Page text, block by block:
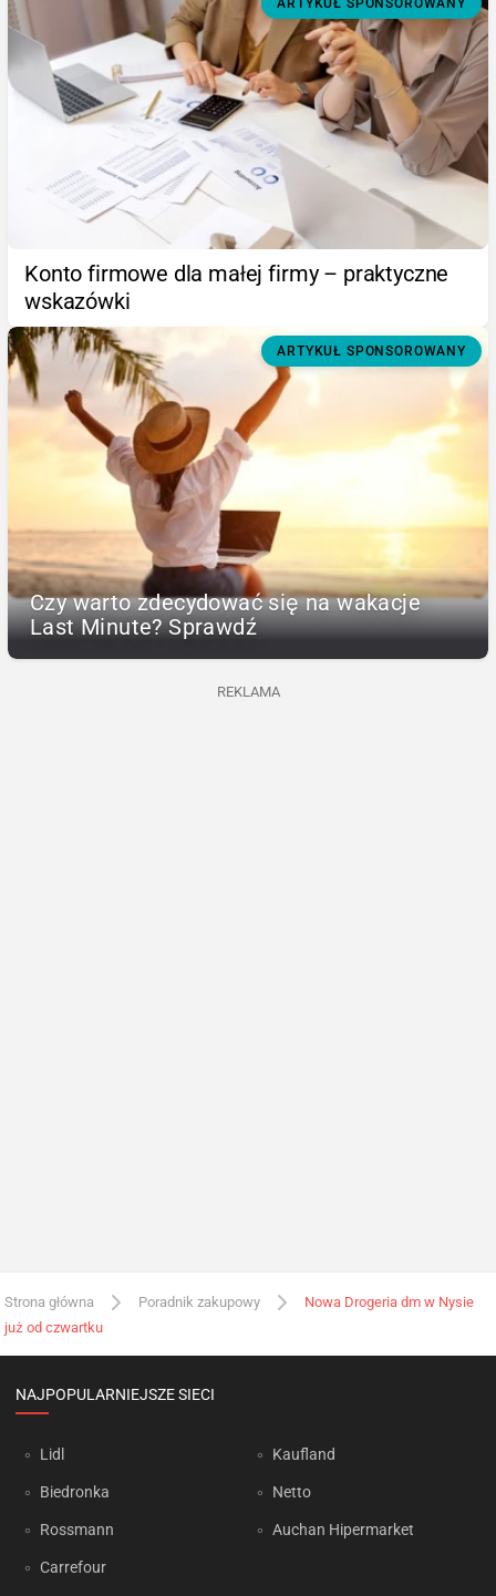
ARTYKUŁ SPONSOROWANY
Konto firmowe dla małej firmy – praktyczne
wskazówki
ARTYKUŁ SPONSOROWANY
Czy warto zdecydować się na wakacje
Last Minute? Sprawdź
REKLAMA
Strona główna Poradnik zakupowy
Nowa Drogeria dm w Nysie
już od czwartku
NAJPOPULARNIEJSZE SIECI
Lidl
Biedronka
Rossmann
Carrefour
Kaufland
Netto
Auchan Hipermarket